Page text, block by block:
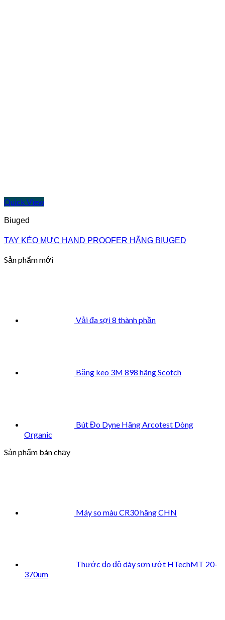
Quick View
Biuged
TAY KÉO MỰC HAND PROOFER HÃNG BIUGED
Sản phẩm mới
Vải đa sợi 8 thành phần
Băng keo 3M 898 hãng Scotch
Bút Đo Dyne Hãng Arcotest Dòng
Organic
Sản phẩm bán chạy
Máy so màu CR30 hãng CHN
Thước đo độ dày sơn ướt HTechMT 20-
370um